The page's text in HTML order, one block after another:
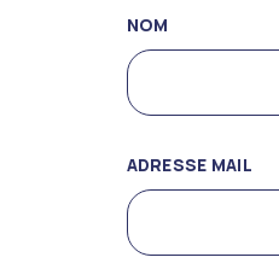
NOM
ADRESSE MAIL